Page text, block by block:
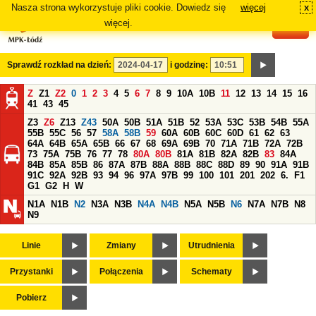
Nasza strona wykorzystuje pliki cookie. Dowiedz się
więcej.
więcej x
Sprawdź rozkład na dzień: i godzinę:
Z Z1 Z2 0 1 2 3 4 5 6 7 8 9 10A 10B 11 12 13 14 15 16
41 43 45
Z3 Z6 Z13 Z43 50A 50B 51A 51B 52 53A 53C 53B 54B 55A
55B 55C 56 57 58A 58B 59 60A 60B 60C 60D 61 62 63
64A 64B 65A 65B 66 67 68 69A 69B 70 71A 71B 72A 72B
73 75A 75B 76 77 78 80A 80B 81A 81B 82A 82B 83 84A
84B 85A 85B 86 87A 87B 88A 88B 88C 88D 89 90 91A 91B
91C 92A 92B 93 94 96 97A 97B 99 100 101 201 202 6.
F1
G1 G2 H
W
N1A
N1B N2 N3A N3B N4A N4B N5A N5B N6 N7A N7B
N8
N9
Linie Zmiany Utrudnienia
Przystanki Połączenia Schematy
Pobierz